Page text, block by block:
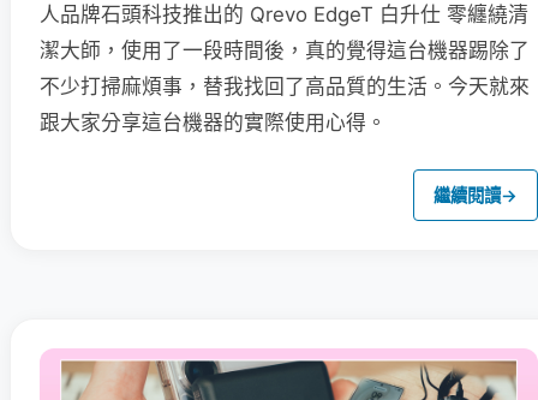
人品牌石頭科技推出的 Qrevo EdgeT 白升仕 零纏繞清
潔大師，使用了一段時間後，真的覺得這台機器踢除了
不少打掃麻煩事，替我找回了高品質的生活。今天就來
跟大家分享這台機器的實際使用心得。
繼續閱讀→